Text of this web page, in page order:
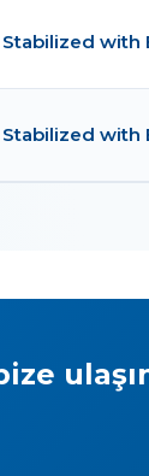
with
with